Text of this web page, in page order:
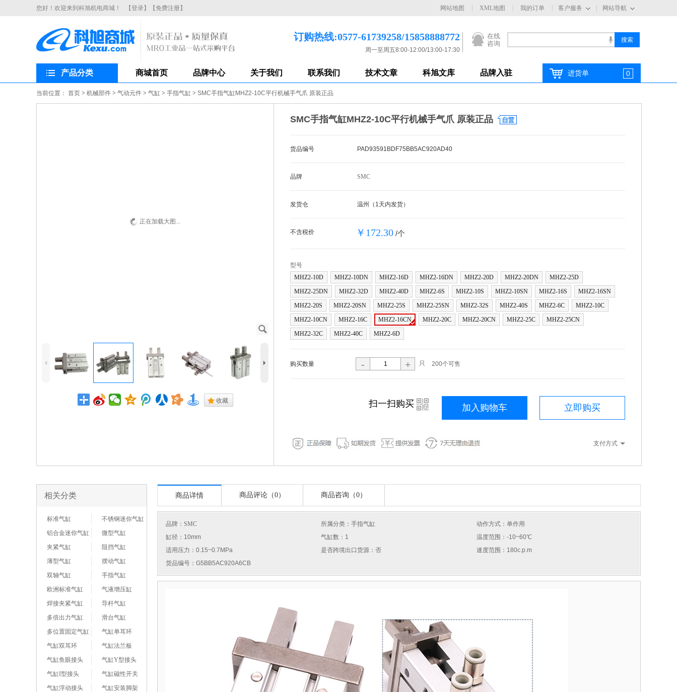
您好！欢迎来到科旭机电商城！ 【登录】 【免费注册】 网站导航
客户服务
网站地图 XML地图 我的订单
在线
咨询
订购热线:0577-61739258/15858888772
周一至周五8:00-12:00/13:00-17:30
产品分类 商城首页 品牌中心 关于我们 联系我们 技术文章 科旭文库 品牌入驻 进货单 0
当前位置： 首页 > 机械部件 > 气动元件 > 气缸 > 手指气缸 > SMC手指气缸MHZ2-10C平行机械手气爪 原装正品
J
正在加载大图...
4 5
. 收藏
SMC手指气缸MHZ2-10C平行机械手气爪 原装正品
货品编号 PAD93591BDF75BB5AC920AD40
品牌 SMC
发货仓 温州（1天内发货）
不含税价 ￥172.30 /个
型号
MHZ2-10D
MHZ2-10DN MHZ2-16D MHZ2-16DN MHZ2-20D MHZ2-20DN
MHZ2-25D
MHZ2-25DN
MHZ2-32D MHZ2-40D MHZ2-6S MHZ2-10S MHZ2-10SN MHZ2-16S
MHZ2-16SN
MHZ2-20S
MHZ2-20SN MHZ2-25S MHZ2-25SN MHZ2-32S MHZ2-40S MHZ2-6C
MHZ2-10C
MHZ2-10CN
MHZ2-16C MHZ2-16CN MHZ2-20C MHZ2-20CN MHZ2-25C
MHZ2-25CN
MHZ2-32C
MHZ2-40C MHZ2-6D
购买数量 - + 只 200个可售
立即购买
加入购物车
扫一扫购买 i
支付方式
相关分类
标准气缸
不锈钢迷你气缸
铝合金迷你气缸
微型气缸
夹紧气缸
阻挡气缸
薄型气缸
摆动气缸
双轴气缸
手指气缸
欧洲标准气缸
气液增压缸
焊接夹紧气缸
导杆气缸
多倍出力气缸
滑台气缸
多位置固定气缸
气缸单耳环
气缸双耳环
气缸法兰板
气缸鱼眼接头
气缸Y型接头
气缸I型接头
气缸磁性开关
气缸浮动接头
气缸安装脚架
商品详情 商品评论（0） 商品咨询（0）
品牌： SMC 所属分类：手指气缸
动作方式：单作用
缸径：10mm
气缸数：1
温度范围：-10~60℃
适用压力：0.15~0.7MPa
是否跨境出口货源：否
速度范围：180c.p.m
货品编号：G5BB5AC920A6CB